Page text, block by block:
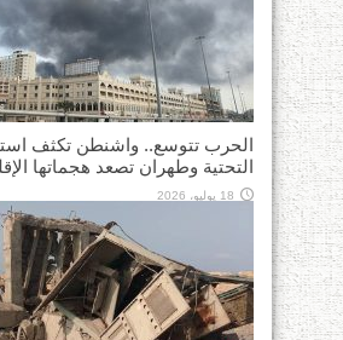
الحرب تتوسع.. واشنطن تكثف
التحتية وطهران تصعد هجماتها
18 يوليو، 2026